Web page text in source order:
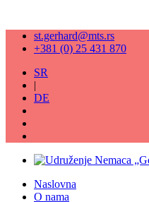
st.gerhard@mts.rs
+381 (0) 25 431 870
SR
|
DE
Naslovna
O nama